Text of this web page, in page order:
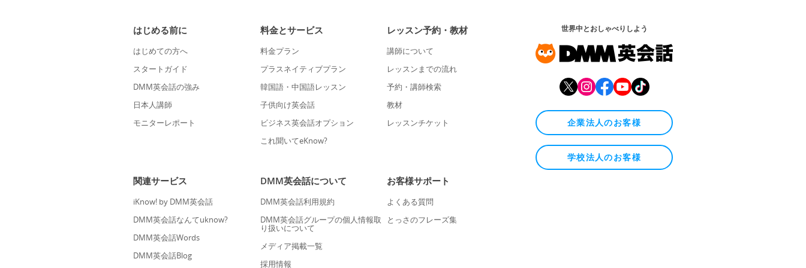
はじめる前に
はじめての方へ
スタートガイド
DMM英会話の強み
日本人講師
モニターレポート
料金とサービス
料金プラン
プラスネイティブプラン
韓国語・中国語レッスン
子供向け英会話
ビジネス英会話オプション
これ聞いてeKnow?
レッスン予約・教材
講師について
レッスンまでの流れ
予約・講師検索
教材
レッスンチケット
関連サービス
iKnow! by DMM英会話
DMM英会話なんてuknow?
DMM英会話Words
DMM英会話Blog
DMM英会話について
DMM英会話利用規約
DMM英会話グループの個人情報取
り扱いについて
メディア掲載一覧
採用情報
お客様サポート
よくある質問
とっさのフレーズ集
世界中とおしゃべりしよう
企業法人のお客様
学校法人のお客様